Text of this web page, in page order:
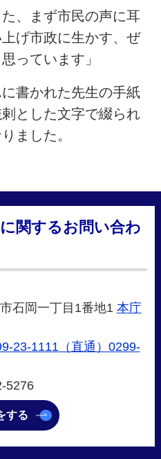
た、まず市民の声に耳
げ市政に生かす、ぜ
っています」
書かれた先生の手紙
とした文字で綴られ
ました。
関するお問い合わ
石岡一丁目1番地1 本庁
23-1111（直通）0299-
5276
する